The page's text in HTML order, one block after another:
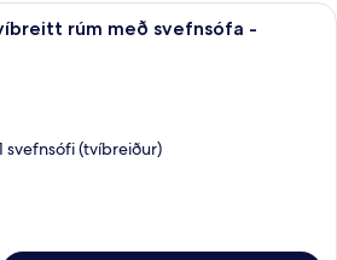
Deluxe-íbúð - 1 stórt tvíbreitt rúm
rúm með svefnsófa -
svefnsófi (tvíbreiður)